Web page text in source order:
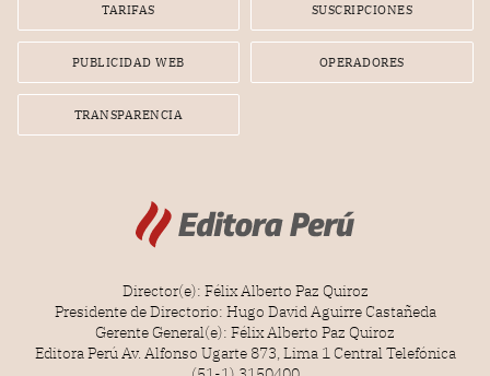
TARIFAS SUSCRIPCIONES
PUBLICIDAD WEB OPERADORES
TRANSPARENCIA
Director(e): Félix Alberto Paz Quiroz
Presidente de Directorio: Hugo David Aguirre Castañeda
Gerente General(e): Félix Alberto Paz Quiroz
Editora Perú Av. Alfonso Ugarte 873, Lima 1 Central Telefónica